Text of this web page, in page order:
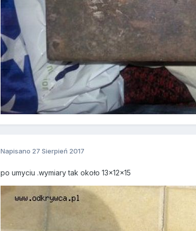
Napisano 27 Sierpień 2017
po umyciu .wymiary tak około 13x12x15